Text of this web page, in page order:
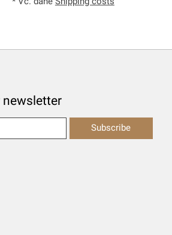
newsletter
Subscribe